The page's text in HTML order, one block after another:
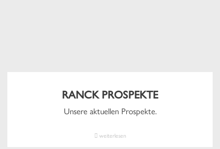
RANCK PROSPEKTE
Unsere aktuellen Prospekte.
weiterlesen